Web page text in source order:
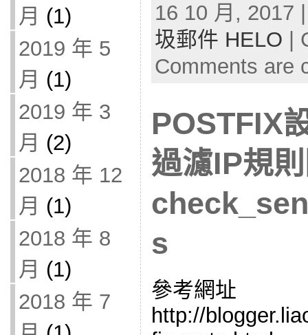
月 (1)
2019 年 5
月 (1)
2019 年 3
月 (2)
2018 年 12
月 (1)
2018 年 8
月 (1)
2018 年 7
16 10 月, 2017
圾郵件 HELO |
Comments are
POSTFIX
過濾IP規
s
參考網址
http://